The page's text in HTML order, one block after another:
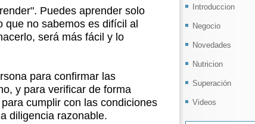
Puedes aprender solo
que no sabemos es difícil al
será más fácil y lo
para confirmar las
y para verificar de forma
cumplir con las condiciones
diligencia razonable.
Introduccion
Negocio
Novedades
Nutricion
Superación
Videos